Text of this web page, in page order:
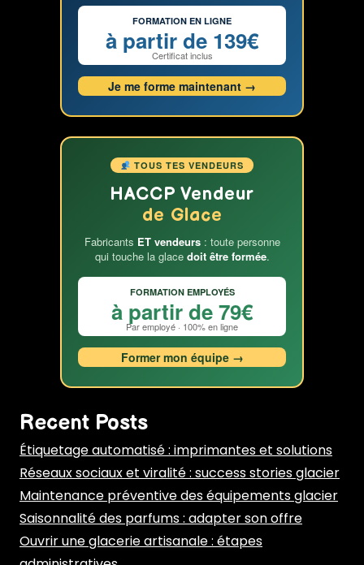
pour
Réussir
dans
le
de
la
FORMATION EN LIGNE
à partir de 139€
Certificat inclus
Je me forme maintenant →
TOUS TES VENDEURS
HACCP Vendeur
de Glace
Fabricants ET vendeurs: toute personne
qui touche la glace doit être formée.
FORMATION EMPLOYÉS
à partir de 79€
Par employé · 100% en ligne
Former mon équipe →
Recent Posts
Étiquetage automatisé : imprimantes et solutions
Réseaux sociaux et viralité : success stories glacier
Maintenance préventive des équipements glacier
Saisonnalité des parfums : adapter son offre
Ouvrir une glacerie artisanale : étapes